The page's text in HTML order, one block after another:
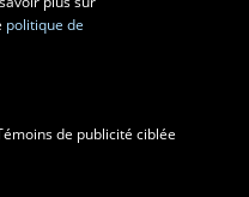
politique de
de publicité ciblée